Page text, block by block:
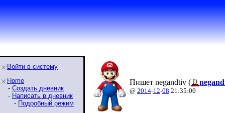
Войти в систему
Home
- Создать дневник
- Написать в дневник
- Подробный режим
Пишет negandtiv (
@ 2014-12-08 21:35:00